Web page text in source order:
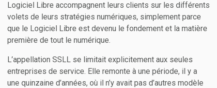
Logiciel Libre accompagnent leurs clients sur les différents
volets de leurs stratégies numériques, simplement parce
que le Logiciel Libre est devenu le fondement et la matière
première de tout le numérique.
L’appellation SSLL se limitait explicitement aux seules
entreprises de service. Elle remonte à une période, il y a
une quinzaine d’années, où il n’y avait pas d’autres modèle